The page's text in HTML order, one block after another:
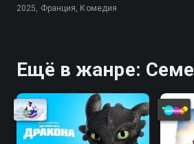
2025, Франция, Комедия
Ещё в жанре: